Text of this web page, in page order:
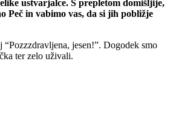
ustvarjalce. S prepletom domišljije,
Peč in vabimo vas, da si jih pobližje
jesen!”. Dogodek smo
ter zelo uživali.